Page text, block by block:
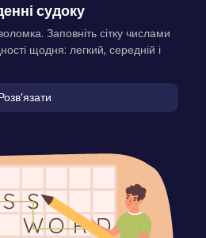
судоку
Заповніть сітку числами
щодня: легкий, середній і